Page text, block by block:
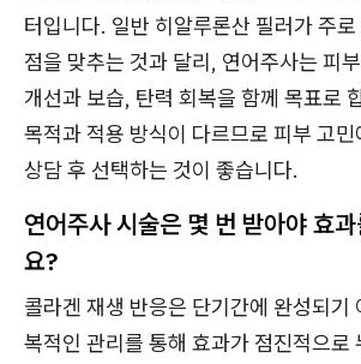
터입니다. 일반 히알루론산 필러가 주
점을 맞추는 것과 달리, 연어주사는 피
개선과 보습, 탄력 회복을 함께 목표로
목적과 적용 방식이 다르므로 피부 고
상담 후 선택하는 것이 좋습니다.
연어주사 시술은 몇 번 받아야 효
요?
콜라겐 재생 반응은 단기간에 완성되기
복적인 관리를 통해 효과가 점진적으로